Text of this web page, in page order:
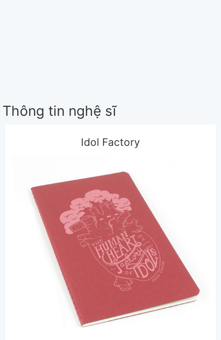
Thông tin nghệ sĩ
Idol Factory